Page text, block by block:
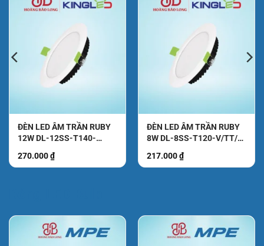
ĐÈN LED ÂM TRẦN RUBY
12W DL-12SS-T140-
270.000₫
ĐÈN LED ÂM TRẦN RUBY
8W DL-8SS-T120-V/TT/T
217.000₫